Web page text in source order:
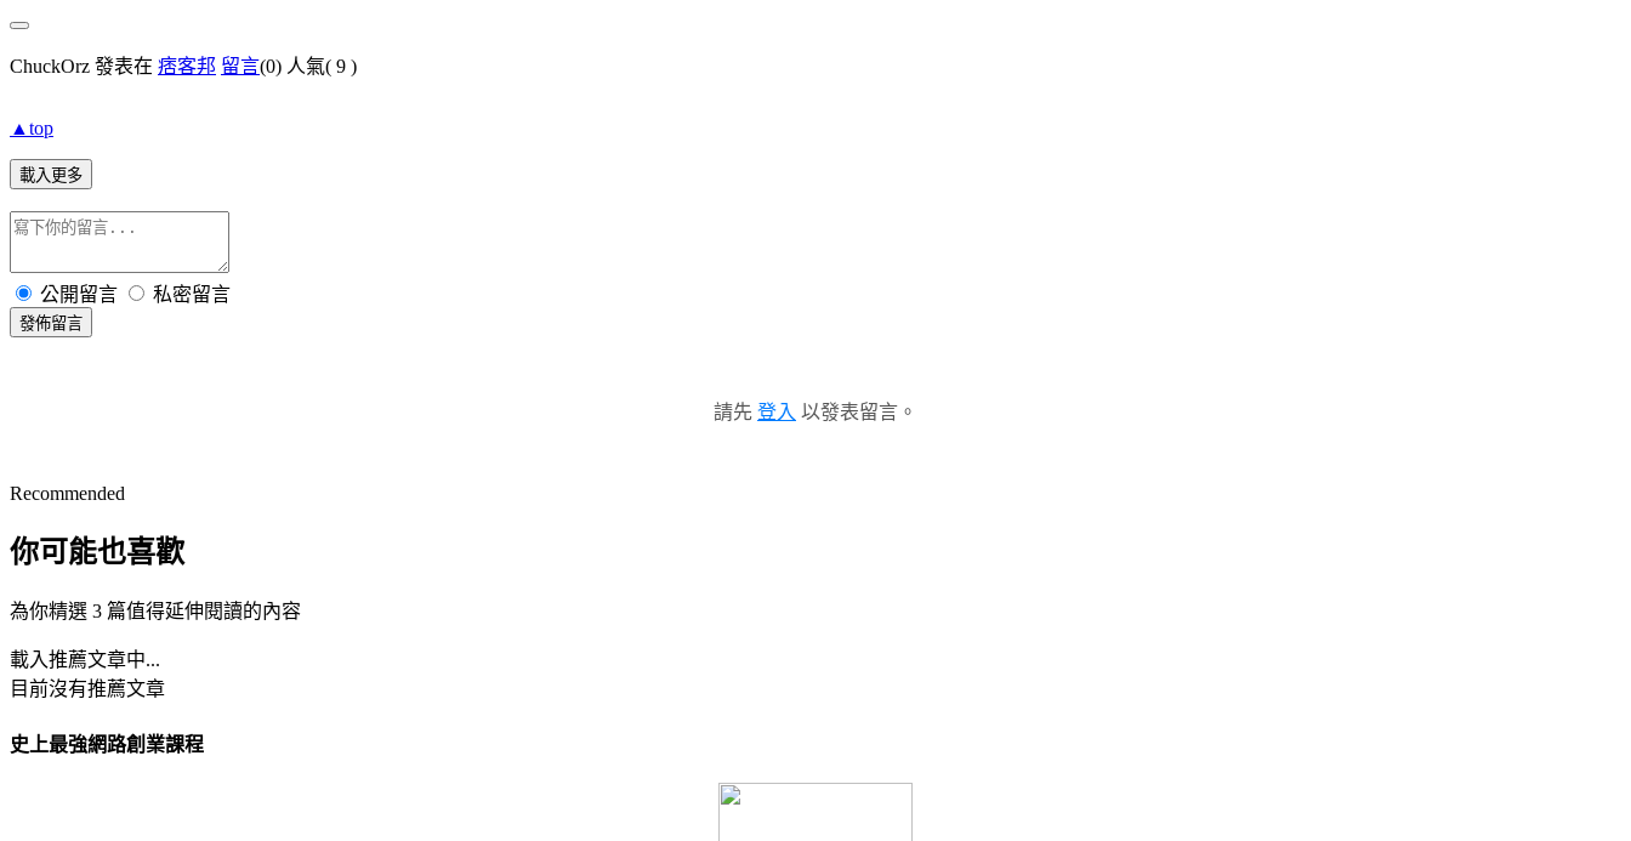
ChuckOrz 發表在 痞客邦 留言(0) 人氣( 9 )
▲top
載入更多
公開留言 私密留言
發佈留言
請先 登入 以發表留言。
Recommended
你可能也喜歡
為你精選 3 篇值得延伸閱讀的內容
載入推薦文章中...
目前沒有推薦文章
史上最強網路創業課程